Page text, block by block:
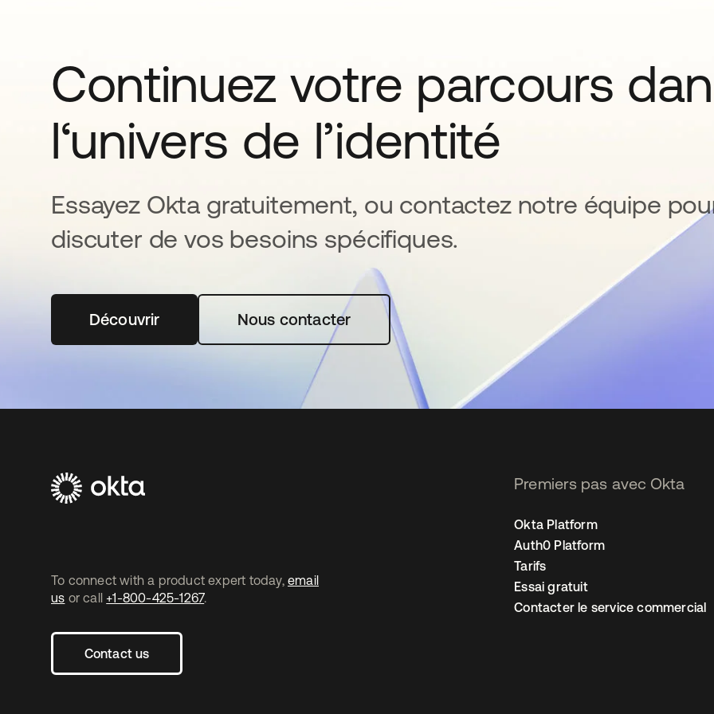
Continuez votre parcours
l‘univers de l’identité
Essayez Okta gratuitement, ou contactez notre équipe
discuter de vos besoins spécifiques.
Découvrirs’ouvre dans un nouvel onglet
Nous contacter
To connect with a product expert today, email
us or call +1-800-425-1267.
Contact us
Premiers pas avec Okta
Okta Platform
Auth0 Platform
Tarifs
Essai gratuit
Contacter le service commercial